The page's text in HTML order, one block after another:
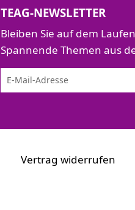
TEAG-NEWSLETTER
Bleiben Sie auf dem
Spannende Themen aus
Vertrag widerrufen